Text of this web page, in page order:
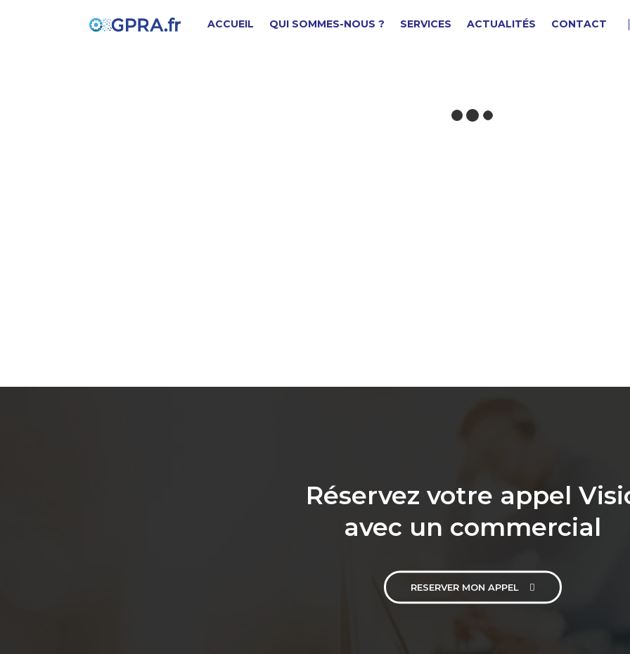
ACCUEIL QUI SOMMES-NOUS ? SERVICES ACTUALITÉS CONTACT
PROTECTION EX 194.26
Réservez votre appel
avec un commercial
RESERVER MON APPEL